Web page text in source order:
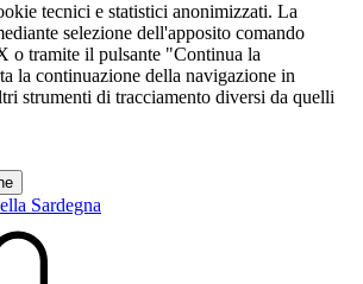
tecnici e statistici anonimizzati. La
selezione dell'apposito comando
o tramite il pulsante "Continua la
la continuazione della navigazione in
strumenti di tracciamento diversi da quelli
Sardegna